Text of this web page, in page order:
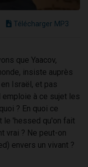
Télécharger MP3
que Yaacov,
insiste auprès
Israël, et pas
emploie à ce sujet les
le 'hessed qu'on fait
vrai ? Ne peut-on